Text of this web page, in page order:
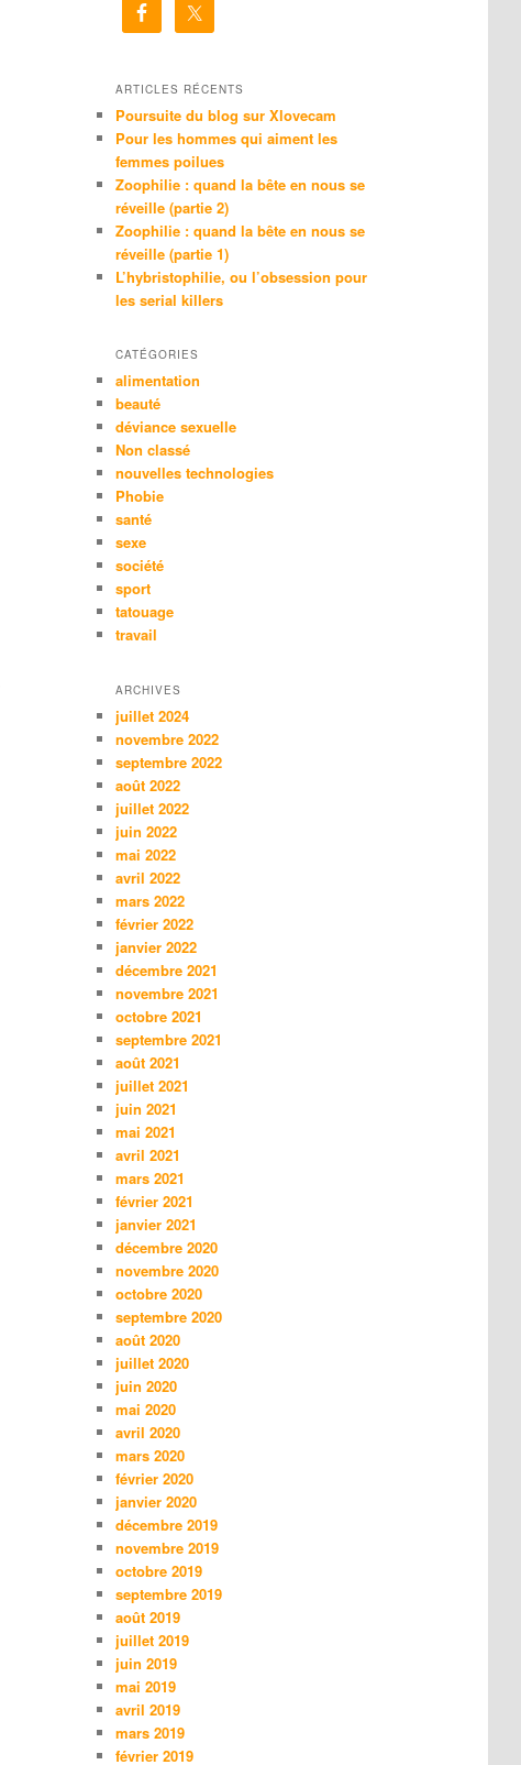
h
ARTICLES RÉCENTS
Poursuite du blog sur Xlovecam
Pour les hommes qui aiment les
femmes poilues
Zoophilie : quand la bête en nous se
réveille (partie 2)
Zoophilie : quand la bête en nous se
réveille (partie 1)
L’hybristophilie, ou l’obsession pour
les serial killers
CATÉGORIES
alimentation
beauté
déviance sexuelle
Non classé
nouvelles technologies
Phobie
santé
sexe
société
sport
tatouage
travail
ARCHIVES
juillet 2024
novembre 2022
septembre 2022
août 2022
juillet 2022
juin 2022
mai 2022
avril 2022
mars 2022
février 2022
janvier 2022
décembre 2021
novembre 2021
octobre 2021
septembre 2021
août 2021
juillet 2021
juin 2021
mai 2021
avril 2021
mars 2021
février 2021
janvier 2021
décembre 2020
novembre 2020
octobre 2020
septembre 2020
août 2020
juillet 2020
juin 2020
mai 2020
avril 2020
mars 2020
février 2020
janvier 2020
décembre 2019
novembre 2019
octobre 2019
septembre 2019
août 2019
juillet 2019
juin 2019
mai 2019
avril 2019
mars 2019
février 2019